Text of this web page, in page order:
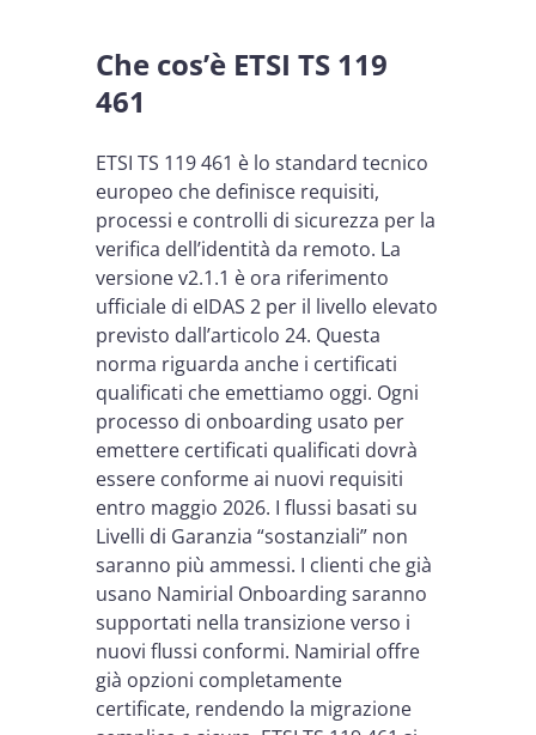
Che cos’è ETSI TS 119
461
ETSI TS 119 461 è lo standard tecnico
europeo che definisce requisiti,
processi e controlli di sicurezza per la
verifica dell’identità da remoto. La
versione v2.1.1 è ora riferimento
ufficiale di eIDAS 2 per il livello elevato
previsto dall’articolo 24. Questa
norma riguarda anche i certificati
qualificati che emettiamo oggi. Ogni
processo di onboarding usato per
emettere certificati qualificati dovrà
essere conforme ai nuovi requisiti
entro maggio 2026. I flussi basati su
Livelli di Garanzia “sostanziali” non
saranno più ammessi. I clienti che già
usano Namirial Onboarding saranno
supportati nella transizione verso i
nuovi flussi conformi. Namirial offre
già opzioni completamente
certificate, rendendo la migrazione